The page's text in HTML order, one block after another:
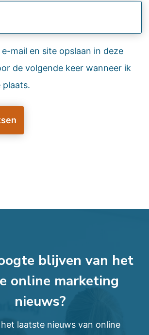
mail en site opslaan in deze
de volgende keer wanneer ik
plaats.
blijven van het
online marketing
nieuws?
laatste nieuws van online